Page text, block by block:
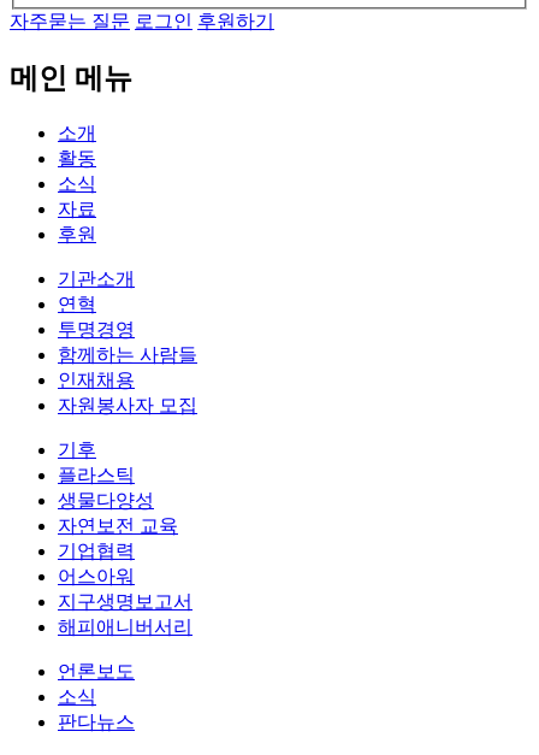
자주묻는 질문 로그인 후원하기
메인 메뉴
소개
활동
소식
자료
후원
기관소개
연혁
투명경영
함께하는 사람들
인재채용
자원봉사자 모집
기후
플라스틱
생물다양성
자연보전 교육
기업협력
어스아워
지구생명보고서
해피애니버서리
언론보도
소식
판다뉴스